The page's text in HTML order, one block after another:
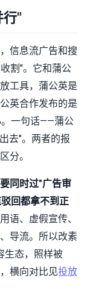
行"
信息流广告和搜
割"。它和蒲公
工具，蒲公英是
英合作发布的是
。一句话——蒲公
去"。两者的报
分。
同时过"广告审
回都拿不到正
语、虚假宣传、
导流。所以改素
生态，照样被
横向对比见投放